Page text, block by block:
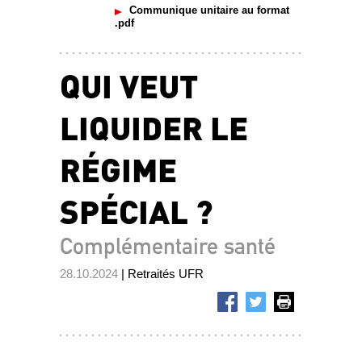
Communique unitaire au format
.pdf
QUI VEUT
LIQUIDER LE
RÉGIME
SPÉCIAL ?
Complémentaire santé
28.10.2024 | Retraités UFR